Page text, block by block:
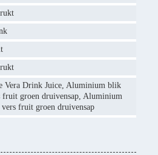
Vera Drink Juice, Aluminium blik
fruit groen druivensap, Aluminium
fruit groen druivensap